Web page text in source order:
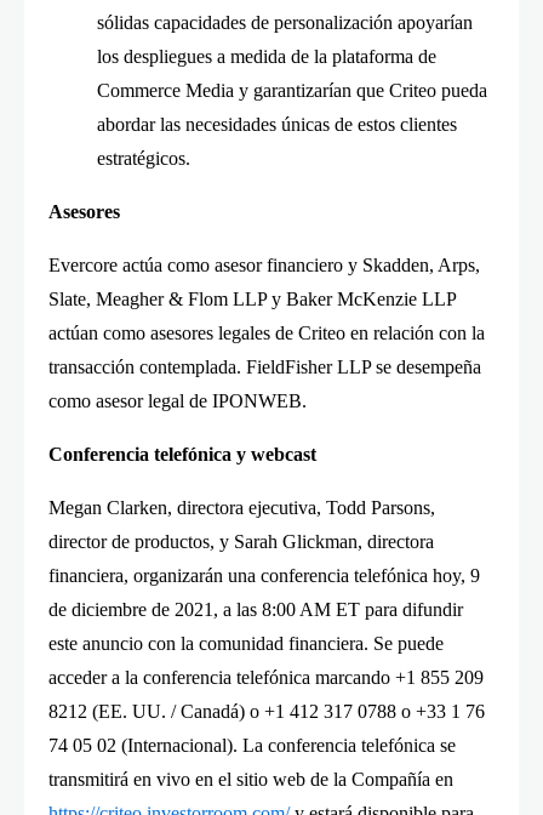
sólidas capacidades de personalización apoyarían
los despliegues a medida de la plataforma de
Commerce Media y garantizarían que Criteo pueda
abordar las necesidades únicas de estos clientes
estratégicos.
Asesores
Evercore actúa como asesor financiero y Skadden, Arps,
Slate, Meagher & Flom LLP y Baker McKenzie LLP
actúan como asesores legales de Criteo en relación con la
transacción contemplada. FieldFisher LLP se desempeña
como asesor legal de IPONWEB.
Conferencia telefónica y webcast
Megan Clarken, directora ejecutiva, Todd Parsons,
director de productos, y Sarah Glickman, directora
financiera, organizarán una conferencia telefónica hoy, 9
de diciembre de 2021, a las 8:00 AM ET para difundir
este anuncio con la comunidad financiera. Se puede
acceder a la conferencia telefónica marcando +1 855 209
8212 (EE. UU. / Canadá) o +1 412 317 0788 o +33 1 76
74 05 02 (Internacional). La conferencia telefónica se
transmitirá en vivo en el sitio web de la Compañía en